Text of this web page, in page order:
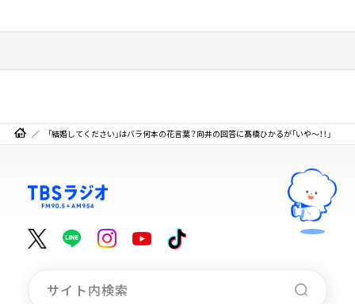
「結婚してください」はバラ何本の花言葉？向井の回答に髙橋ひかるが「いや～！！」